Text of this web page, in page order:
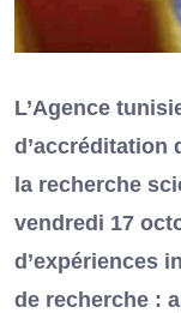
L’Agence
d’accréditation
la recherche
vendredi 17
d’expériences
de recherche :